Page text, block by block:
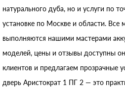
натурального дуба, но и услуги по
установке по Москве и области.
выполняются нашими мастерами
моделей, цены и отзывы доступны
клиентов и предлагаем прозрачные
дверь Аристократ 1 ПГ 2 — это